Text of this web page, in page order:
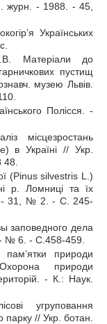
журн. - 1988. - 45,
Українських
Матеріали до
пустищ
музею Львів.
Полісся. -
місцезростань
в Україні // Укр.
(Pinus silvestris L.)
р. Ломниці та їх
- 31, № 2. - С. 245-
заповедного дела
№ 6. - С.458-459.
пам’ятки природи
природи
- К.: Наук.
угруповання
парку // Укр. ботан.